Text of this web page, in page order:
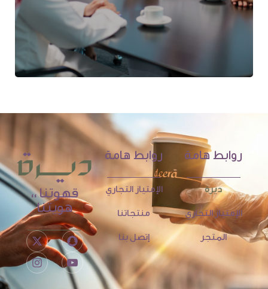
قهوتنا ،،
هويتنا
روابط هامة
ديرة
الإمتياز التجاري
المتجر
روابط هامة
الإمتياز التجاري
منتجاتنا
إتصل بنا